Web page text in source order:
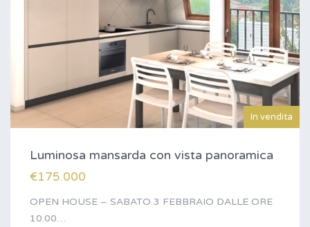
In vendita
Luminosa mansarda con vista panoramica
€175.000
OPEN HOUSE – SABATO 3 FEBBRAIO DALLE ORE
10.00…